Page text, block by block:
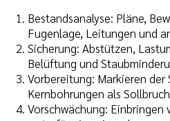
Bestandsanalyse: Pläne,
Fugenlage, Leitungen und
Sicherung: Abstützen,
Belüftung und
Vorbereitung: Markieren
Kernbohrungen als
Vorschwächung: